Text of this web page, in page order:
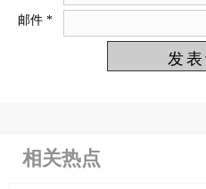
邮件 *
相关热点